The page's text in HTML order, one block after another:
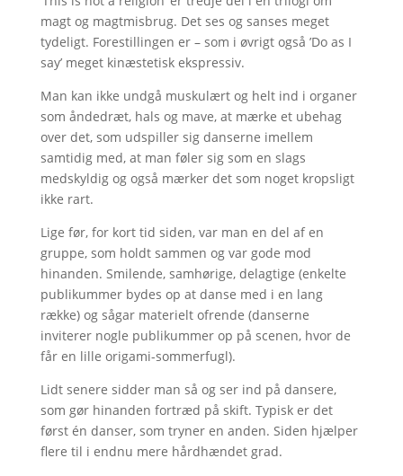
magt og magtmisbrug. Det ses og sanses meget
tydeligt. Forestillingen er – som i øvrigt også ’Do as I
say’ meget kinæstetisk ekspressiv.
Man kan ikke undgå muskulært og helt ind i organer
som åndedræt, hals og mave, at mærke et ubehag
over det, som udspiller sig danserne imellem
samtidig med, at man føler sig som en slags
medskyldig og også mærker det som noget kropsligt
ikke rart.
Lige før, for kort tid siden, var man en del af en
gruppe, som holdt sammen og var gode mod
hinanden. Smilende, samhørige, delagtige (enkelte
publikummer bydes op at danse med i en lang
række) og sågar materielt ofrende (danserne
inviterer nogle publikummer op på scenen, hvor de
får en lille origami-sommerfugl).
Lidt senere sidder man så og ser ind på dansere,
som gør hinanden fortræd på skift. Typisk er det
først én danser, som tryner en anden. Siden hjælper
flere til i endnu mere hårdhændet grad.